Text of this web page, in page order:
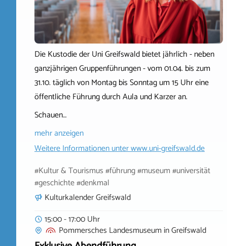
Die Kustodie der Uni Greifswald bietet jährlich - neben
ganzjährigen Gruppenführungen - vom 01.04. bis zum
31.10. täglich von Montag bis Sonntag um 15 Uhr eine
öffentliche Führung durch Aula und Karzer an.
Schauen…
mehr anzeigen
Weitere Informationen unterwww.uni-greifswald.de
#Kultur & Tourismus #führung #museum #universität
#geschichte #denkmal
Kulturkalender Greifswald
15:00 - 17:00 Uhr
Pommersches LandesmuseuminGreifswald